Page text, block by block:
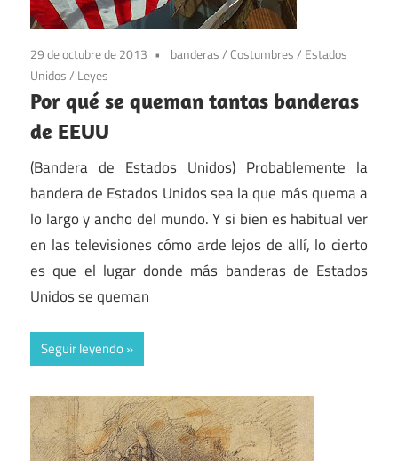
29 de octubre de 2013 banderas/ Costumbres/ Estados
Unidos/ Leyes
Por qué se queman tantas banderas
de EEUU
(Bandera de Estados Unidos) Probablemente la
bandera de Estados Unidos sea la que más quema a
lo largo y ancho del mundo. Y si bien es habitual ver
en las televisiones cómo arde lejos de allí, lo cierto
es que el lugar donde más banderas de Estados
Unidos se queman
Seguir leyendo